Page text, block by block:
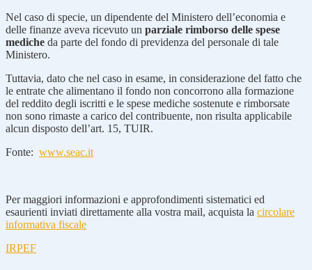
Nel caso di specie, un dipendente del Ministero dell’economia e
delle finanze aveva ricevuto un parziale rimborso delle spese
mediche da parte del fondo di previdenza del personale di tale
Ministero.
Tuttavia, dato che nel caso in esame, in considerazione del fatto che
le entrate che alimentano il fondo non concorrono alla formazione
del reddito degli iscritti e le spese mediche sostenute e rimborsate
non sono rimaste a carico del contribuente, non risulta applicabile
alcun disposto dell’art. 15, TUIR.
Fonte: www.seac.it
Per maggiori informazioni e approfondimenti sistematici ed
esaurienti inviati direttamente alla vostra mail, acquista la circolare
informativa fiscale
IRPEF